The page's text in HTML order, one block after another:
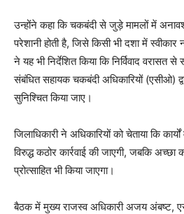
उन्होंने कहा कि चकबंदी से जुड़े मामलों में
परेशानी होती है, जिसे किसी भी दशा में स्वीकार
ने यह भी निर्देशित किया कि निर्विवाद वरासत
संबंधित सहायक चकबंदी अधिकारियों (एसीओ)
सुनिश्चित किया जाए।
जिलाधिकारी ने अधिकारियों को चेताया कि
विरुद्ध कठोर कार्रवाई की जाएगी, जबकि अच्छा
प्रोत्साहित भी किया जाएगा।
बैठक में मुख्य राजस्व अधिकारी अजय अंबष्ट,